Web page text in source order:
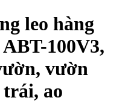
leo hàng
100V3,
vườn
ao